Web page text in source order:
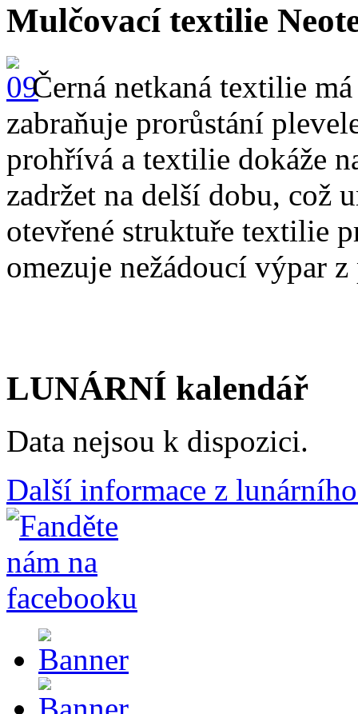
Mulčovací textilie
Černá netkaná textilie
zabraňuje prorůstání
prohřívá a textilie dokáže
zadržet na delší dobu, což
otevřené struktuře textilie
omezuje nežádoucí výpar z
LUNÁRNÍ kalendář
Data nejsou k dispozici.
Další informace z